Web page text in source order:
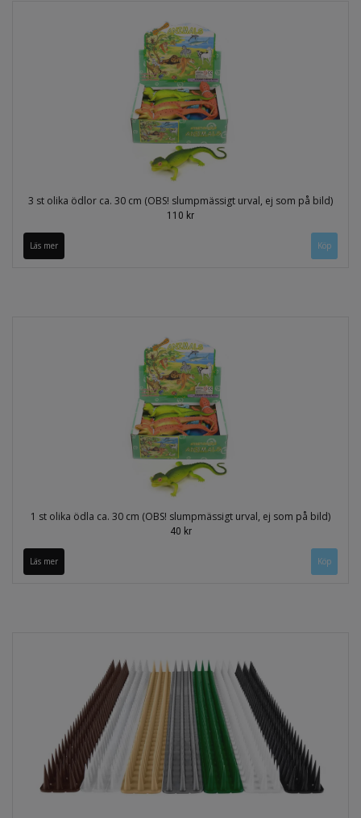
3 st olika ödlor ca. 30 cm (OBS! slumpmässigt urval, ej som på bild)
110 kr
Läs mer
1 st olika ödla ca. 30 cm (OBS! slumpmässigt urval, ej som på bild)
40 kr
Läs mer